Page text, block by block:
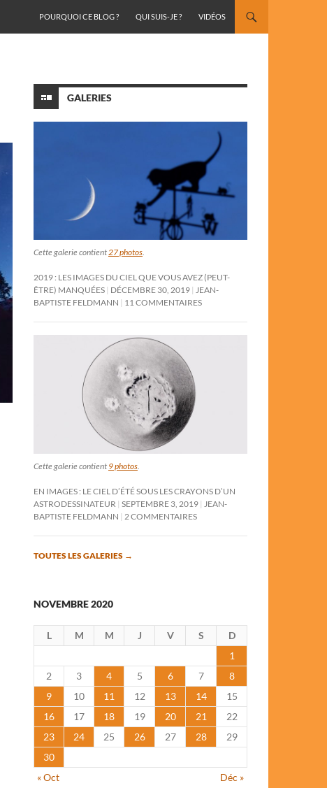
POURQUOI CE BLOG ?
QUI SUIS-JE ? VIDÉOS
GALERIES
Cette galerie contient27 photos.
2019 : LES IMAGES DU CIEL QUE VOUS AVEZ (PEUT-
ÊTRE) MANQUÉES DÉCEMBRE 30, 2019 JEAN-
BAPTISTE FELDMANN
11 COMMENTAIRES
Cette galerie contient 9 photos
EN IMAGES : LE CIEL D’ÉTÉ SOUS LES CRAYONS D’UN
ASTRODESSINATEUR SEPTEMBRE 3, 2019
JEAN-
BAPTISTE FELDMANN
2 COMMENTAIRES
TOUTES LES GALERIES →
NOVEMBRE 2020
L M M J V S
D
1
2
3 4 5 6 7
8
9
10 11 12 13 14
15
16
17 18 19 20 21
22
23
24 25 26 27 28
29
30
« Oct
Déc »